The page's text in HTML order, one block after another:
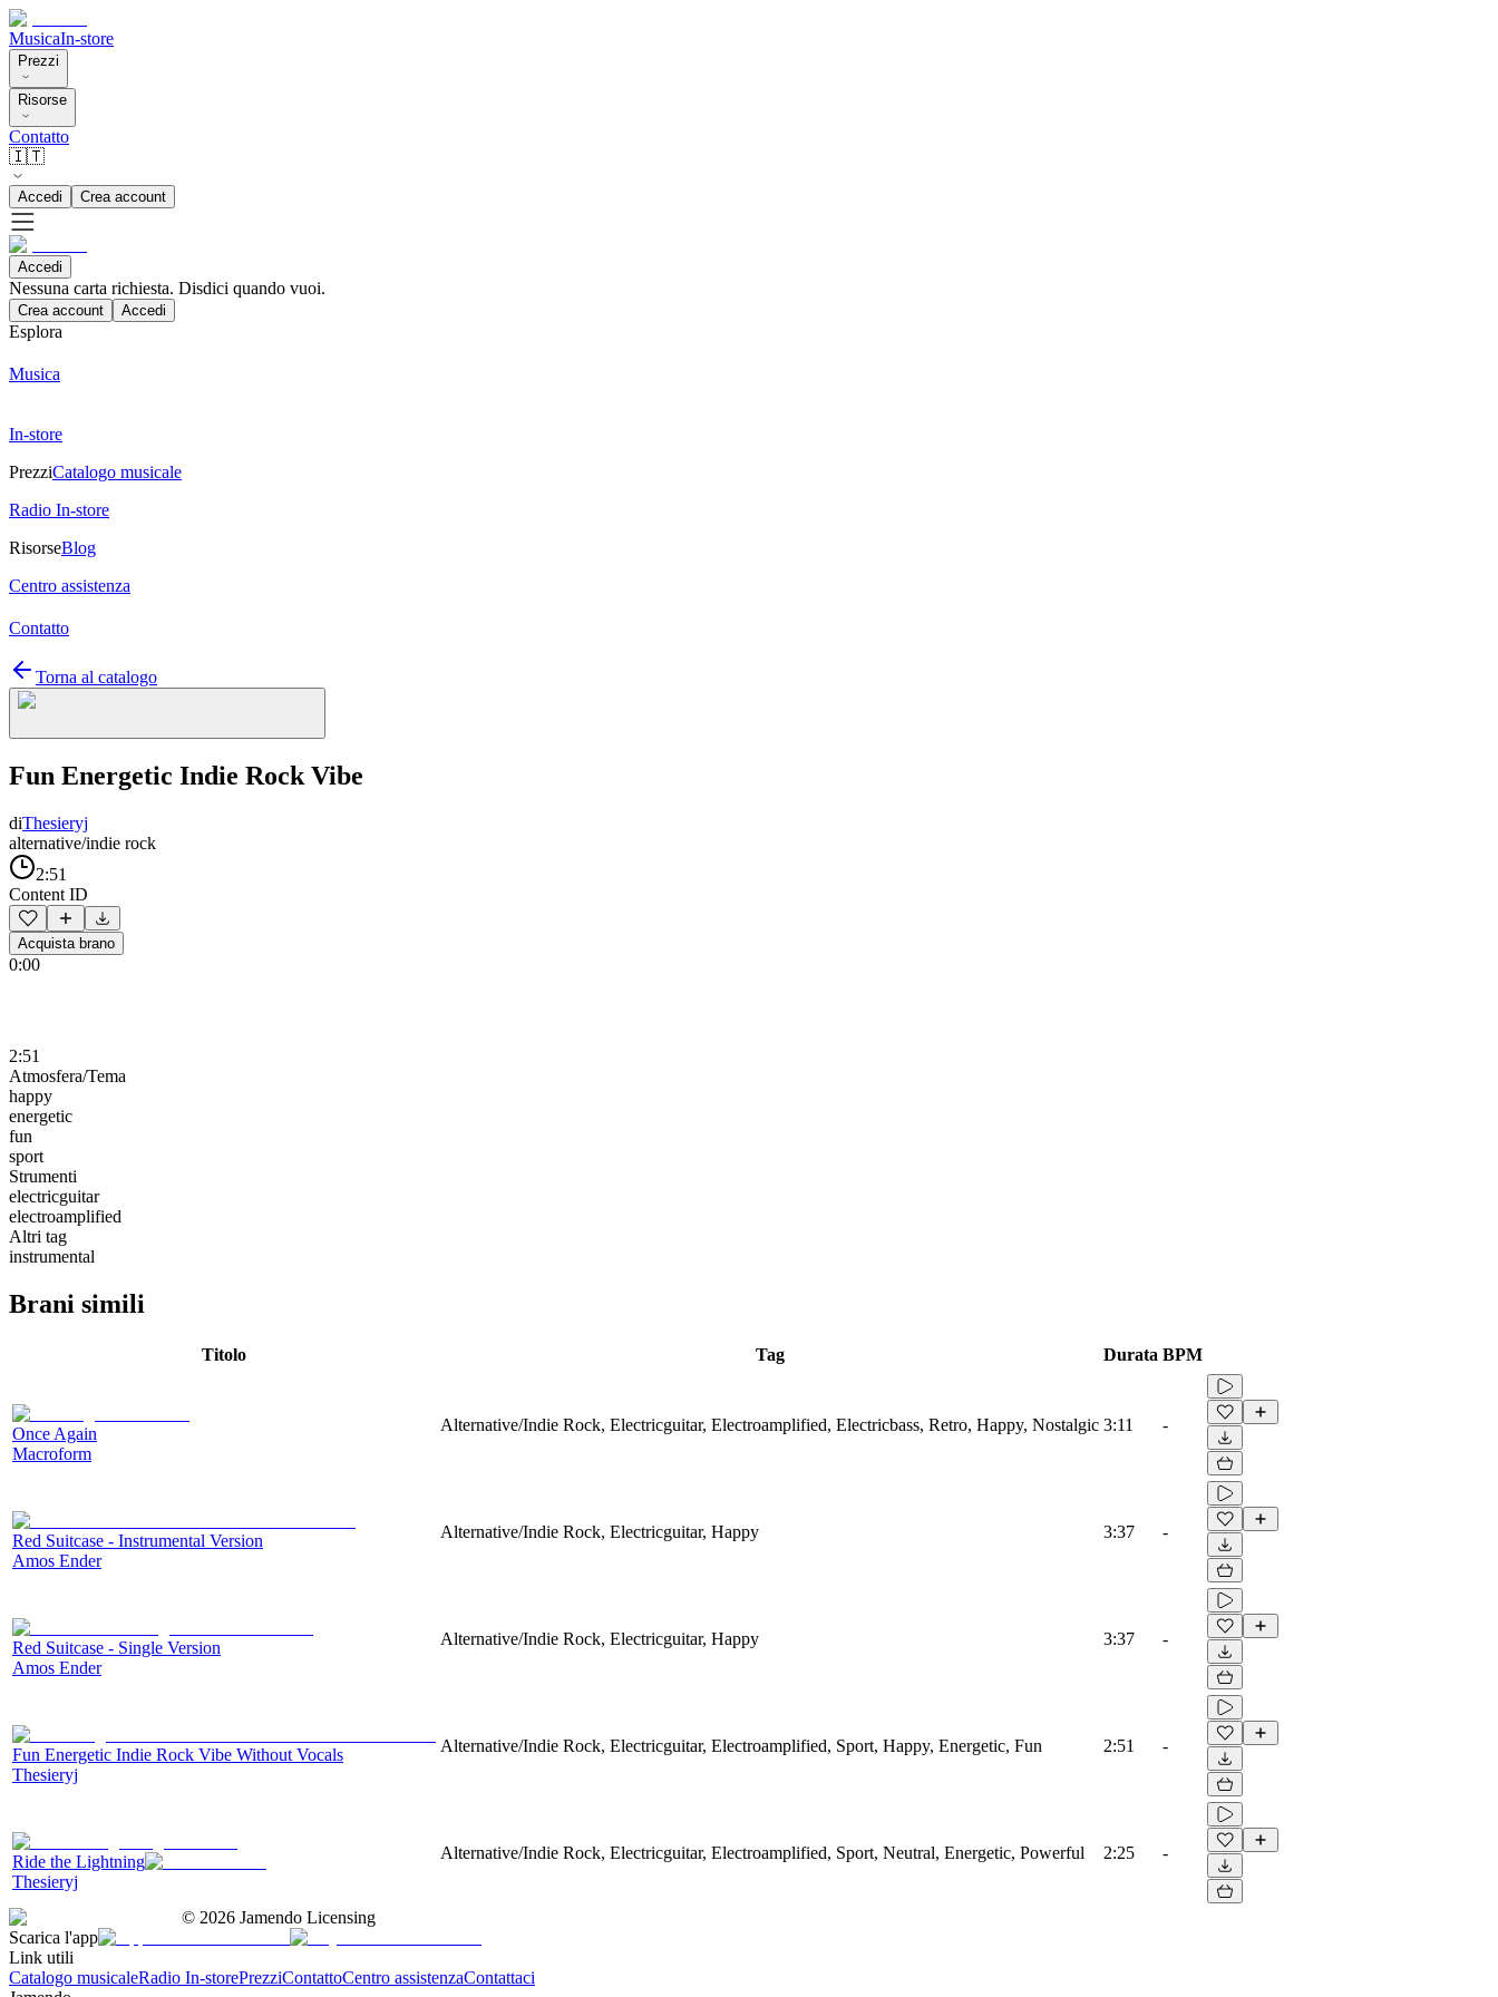
MusicaIn-store
Prezzi
Risorse
Contatto
🇮🇹
Accedi Crea account
Accedi
Nessuna carta richiesta. Disdici quando vuoi.
Crea account Accedi
Esplora
Musica
In-store
PrezziCatalogo musicale
Radio In-store
RisorseBlog
Centro assistenza
Contatto
Torna al catalogo
Fun Energetic Indie Rock Vibe
diThesieryj
alternative/indie rock
2:51
Content ID
Acquista brano
0:00
2:51
Atmosfera/Tema
happy
energetic
fun
sport
Strumenti
electricguitar
electroamplified
Altri tag
instrumental
Brani simili
Titolo Tag Durata BPM
Once Again
Macroform
Alternative/Indie Rock, Electricguitar, Electroamplified, Electricbass, Retro, Happy, Nostalgic 3:11 -
Red Suitcase - Instrumental Version
Amos Ender
Alternative/Indie Rock, Electricguitar, Happy 3:37 -
Red Suitcase - Single Version
Amos Ender
Alternative/Indie Rock, Electricguitar, Happy 3:37 -
Fun Energetic Indie Rock Vibe Without Vocals
Thesieryj
Alternative/Indie Rock, Electricguitar, Electroamplified, Sport, Happy, Energetic, Fun 2:51 -
Ride the Lightning
Thesieryj
Alternative/Indie Rock, Electricguitar, Electroamplified, Sport, Neutral, Energetic, Powerful 2:25 -
© 2026 Jamendo Licensing
Scarica l'app
Link utili
Catalogo musicaleRadio In-storePrezziContattoCentro assistenzaContattaci